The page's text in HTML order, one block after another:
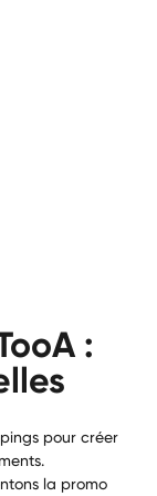
:
pour créer
la promo